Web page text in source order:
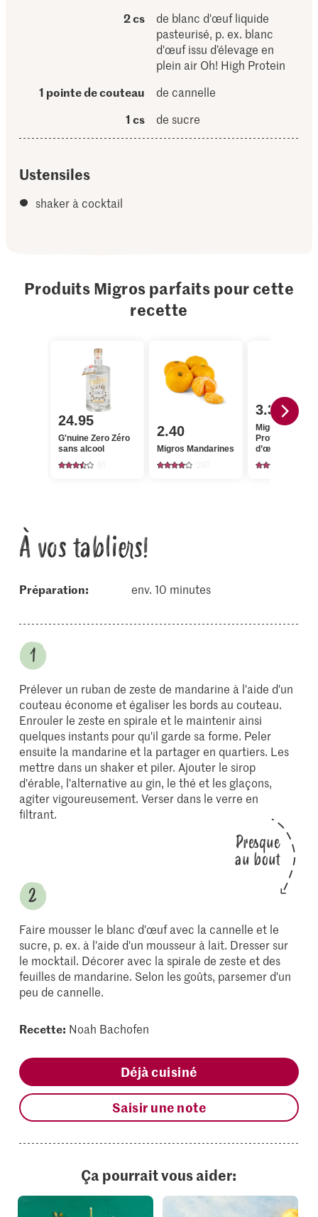
2 cs
de blanc d'œuf liquide
pasteurisé, p. ex. blanc
d'œuf issu d’élevage en
plein air Oh! High Protein
1 pointe de couteau
de cannelle
1 cs
de sucre
Ustensiles
shaker à cocktail
Produits Migros parfaits pour cette
recette
24.95
G'nuine Zero Zéro
sans alcool
2.40
Migros Mandarines
3.35
Migros High
Protein Blanc
d’œuf Importé,
élevage en
À vos tabliers!
Préparation: env. 10 minutes
Prélever un ruban de zeste de mandarine à l'aide d'un
couteau économe et égaliser les bords au couteau.
Enrouler le zeste en spirale et le maintenir ainsi
quelques instants pour qu'il garde sa forme. Peler
ensuite la mandarine et la partager en quartiers. Les
mettre dans un shaker et piler. Ajouter le sirop
d'érable, l'alternative au gin, le thé et les glaçons,
agiter vigoureusement. Verser dans le verre en
filtrant.
Presque
au bout
Faire mousser le blanc d'œuf avec la cannelle et le
sucre, p. ex. à l'aide d'un mousseur à lait. Dresser sur
le mocktail. Décorer avec la spirale de zeste et des
feuilles de mandarine. Selon les goûts, parsemer d'un
peu de cannelle.
Recette: Noah Bachofen
Déjà cuisiné
Saisir une note
Ça pourrait vous aider: